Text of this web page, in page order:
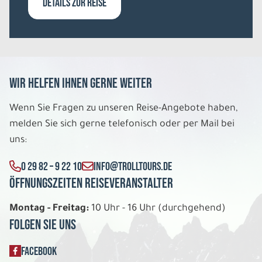
Belegung: 2
8 Tage
Mixed Unterkünfte Einzelzimmer
Belegung: 1
P.P. AB1.112 €
REISE VERBINDLICH ANFRAGEN
DETAILS ZUR REISE
Wir helfen Ihnen gerne weiter
Wenn Sie Fragen zu unseren Reise-Angebote haben,
melden Sie sich gerne telefonisch oder per Mail bei
uns:
0 29 82 – 9 22 10 INFO@TROLLTOURS.DE
Öffnungszeiten Reiseveranstalter
Montag - Freitag: 10 Uhr - 16 Uhr (durchgehend)
Folgen Sie uns
FACEBOOK